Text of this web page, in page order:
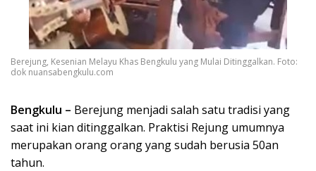
Berejung, Kesenian Melayu Khas Bengkulu yang Mulai Ditinggalkan. Foto:
dok nuansabengkulu.com
Bengkulu – Berejung menjadi salah satu tradisi yang
saat ini kian ditinggalkan. Praktisi Rejung umumnya
merupakan orang orang yang sudah berusia 50an
tahun.